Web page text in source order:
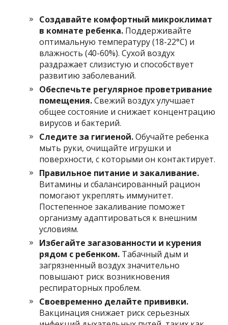
Создавайте комфортный микроклимат
в комнате ребенка. Поддерживайте
оптимальную температуру (18-22°C) и
влажность (40-60%). Сухой воздух
раздражает слизистую и способствует
развитию заболеваний.
Обеспечьте регулярное проветривание
помещения.Свежий воздух улучшает
общее состояние и снижает концентрацию
вирусов и бактерий.
Следите за гигиеной.Обучайте ребенка
мыть руки, очищайте игрушки и
поверхности, с которыми он контактирует.
Правильное питание и закаливание.
Витамины и сбалансированный рацион
помогают укреплять иммунитет.
Постепенное закаливание поможет
организму адаптироваться к внешним
условиям.
Избегайте загазованности и курения
рядом с ребенком. Табачный дым и
загрязненный воздух значительно
повышают риск возникновения
респираторных проблем.
Своевременно делайте прививки.
Вакцинация снижает риск серьезных